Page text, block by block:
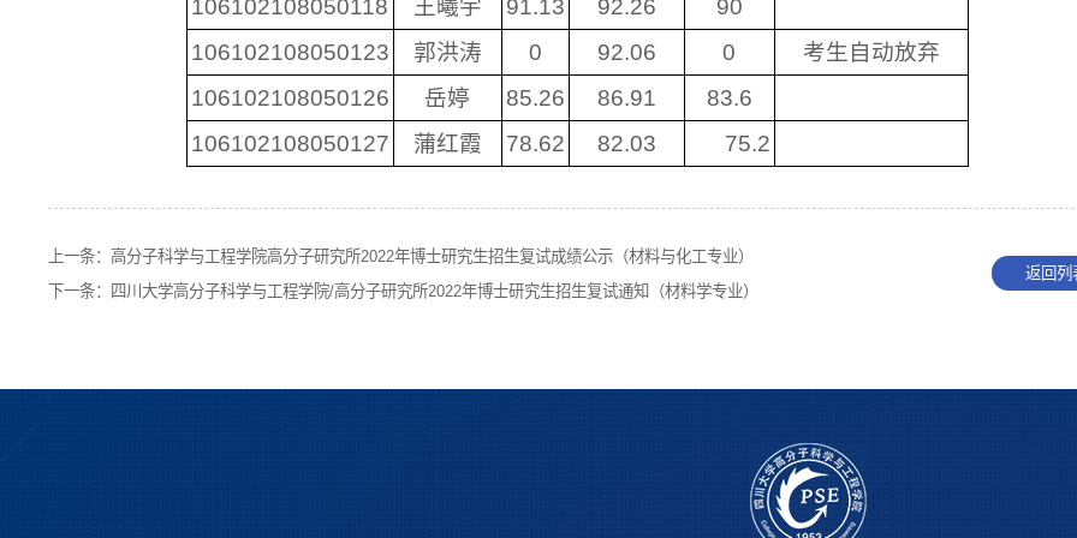
106102108050118 王曦宇 91.13 92.26
90
106102108050123
郭洪涛 0 92.06 0
考生自动放弃
106102108050126
岳婷 85.26 86.91
83.6
106102108050127
蒲红霞 78.62 82.03 75.2
上一条： 高分子科学与工程学院高分子研究所2022年博士研究生招生复试成绩公示（材料与化工专业）
下一条：
四川大学高分子科学与工程学院/高分子研究所2022年博士研究生招生复试通知（材料学专业）
返回列